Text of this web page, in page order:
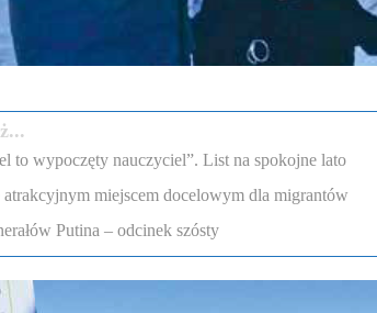
to wypoczęty nauczyciel”. List na spokojne lato
atrakcyjnym miejscem docelowym dla migrantów
Putina – odcinek szósty